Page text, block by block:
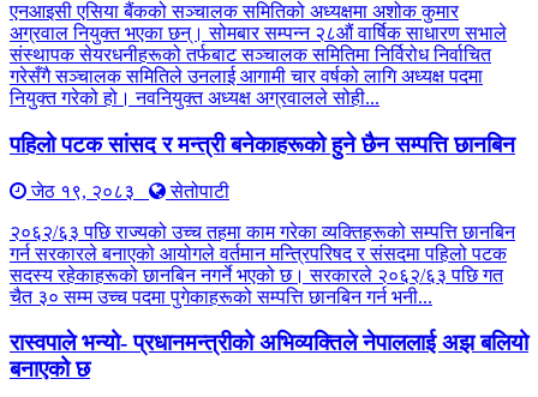
एनआइसी एसिया बैंकको सञ्चालक समितिको अध्यक्षमा अशोक कुमार
अग्रवाल नियुक्त भएका छन्। सोमबार सम्पन्न २८औं वार्षिक साधारण सभाले
संस्थापक सेयरधनीहरूको तर्फबाट सञ्चालक समितिमा निर्विरोध निर्वाचित
गरेसँगै सञ्चालक समितिले उनलाई आगामी चार वर्षको लागि अध्यक्ष पदमा
नियुक्त गरेको हो। नवनियुक्त अध्यक्ष अग्रवालले सोही...
पहिलो पटक सांसद र मन्त्री बनेकाहरूको हुने छैन सम्पत्ति छानबिन
जेठ १९, २०८३
सेतोपाटी
२०६२/६३ पछि राज्यको उच्च तहमा काम गरेका व्यक्तिहरूको सम्पत्ति छानबिन
गर्न सरकारले बनाएको आयोगले वर्तमान मन्त्रिपरिषद र संसदमा पहिलो पटक
सदस्य रहेकाहरूको छानबिन नगर्ने भएको छ। सरकारले २०६२/६३ पछि गत
चैत ३० सम्म उच्च पदमा पुगेकाहरूको सम्पत्ति छानबिन गर्न भनी...
रास्वपाले भन्यो- प्रधानमन्त्रीको अभिव्यक्तिले नेपाललाई अझ बलियो
बनाएको छ